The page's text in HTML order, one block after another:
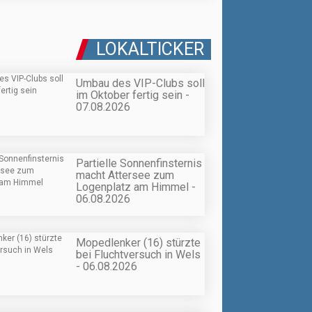
LOKALTICKER
Umbau des VIP-Clubs soll
im Oktober fertig sein -
07.08.2026
Partielle Sonnenfinsternis
macht Attersee zum
Logenplatz am Himmel -
06.08.2026
Mopedlenker (16) stürzte
bei Fluchtversuch in Wels
- 06.08.2026